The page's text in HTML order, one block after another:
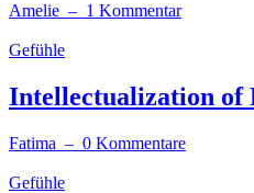
Amelie – 1 Kommentar
Gefühle
Intellectualization of
Fatima – 0 Kommentare
Gefühle